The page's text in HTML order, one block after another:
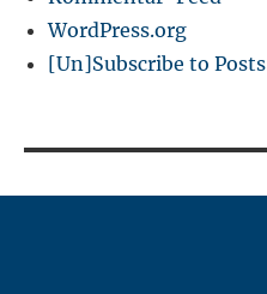
WordPress.org
[Un]Subscribe to Posts